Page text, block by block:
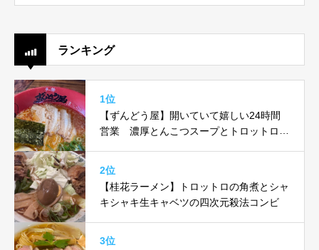
ランキング
1位
【ずんどう屋】開いていて嬉しい24時間
営業 濃厚とんこつスープとトロットロ味
2位
【桂花ラーメン】トロットロの角煮とシャ
キシャキ生キャベツの四次元殺法コンビ
3位